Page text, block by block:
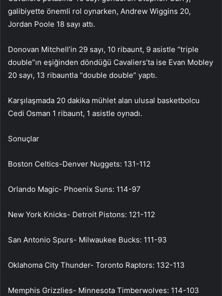
galibiyette önemli rol oynarken, Andrew Wiggins 20,
Jordan Poole 18 sayı attı.
Donovan Mitchell’in 29 sayı, 10 ribaunt, 9 asistle “triple
double”ın eşiğinden döndüğü Cavaliers’ta ise Evan Mobley
20 sayı, 13 ribauntla “double double” yaptı.
Karşılaşmada 20 dakika mühlet alan ulusal basketbolcu
Cedi Osman 1 ribaunt, 1 asistle oynadı.
Sonuçlar
Boston Celtics-Denver Nuggets: 131-112
Orlando Magic- Phoenix Suns: 114-97
New York Knicks- Detroit Pistons: 121-112
San Antonio Spurs- Milwaukee Bucks: 111-93
Oklahoma City Thunder- Toronto Raptors: 132-113
Memphis Grizzlies- Minnesota Timberwolves: 114-103